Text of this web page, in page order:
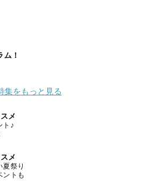
！
集をもっと見る
メ
ト♪
メ
祭り
ントも